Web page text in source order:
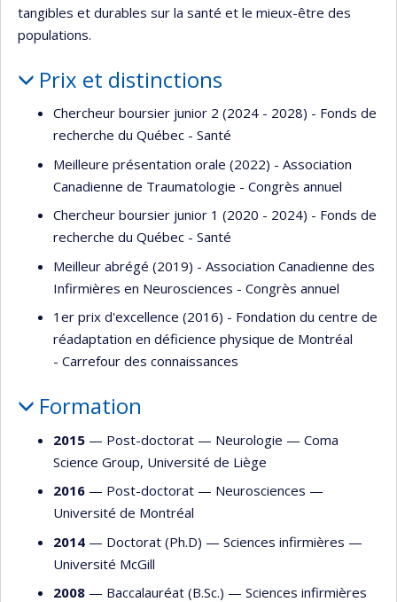
tangibles et durables sur la santé et le mieux-être des
populations.
Prix et distinctions
Chercheur boursier junior 2 (2024 - 2028) - Fonds de
recherche du Québec - Santé
Meilleure présentation orale (2022) - Association
Canadienne de Traumatologie - Congrès annuel
Chercheur boursier junior 1 (2020 - 2024) - Fonds de
recherche du Québec - Santé
Meilleur abrégé (2019) - Association Canadienne des
Infirmières en Neurosciences - Congrès annuel
1er prix d'excellence (2016) - Fondation du centre de
réadaptation en déficience physique de Montréal
- Carrefour des connaissances
Formation
2015 — Post-doctorat — Neurologie — Coma
Science Group, Université de Liège
2016 — Post-doctorat — Neurosciences —
Université de Montréal
2014 — Doctorat (Ph.D) — Sciences infirmières —
Université McGill
2008 — Baccalauréat (B.Sc.) — Sciences infirmières